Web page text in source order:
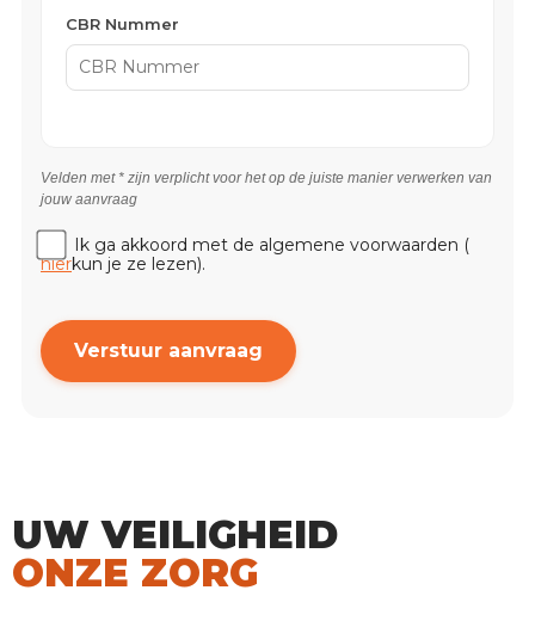
CBR Nummer
Velden met * zijn verplicht voor het op de juiste manier verwerken van
jouw aanvraag
Ik ga akkoord met de algemene voorwaarden (
hierkun je ze lezen).
Verstuur aanvraag
UW VEILIGHEID
ONZE ZORG